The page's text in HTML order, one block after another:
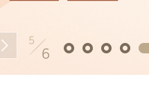
5
6